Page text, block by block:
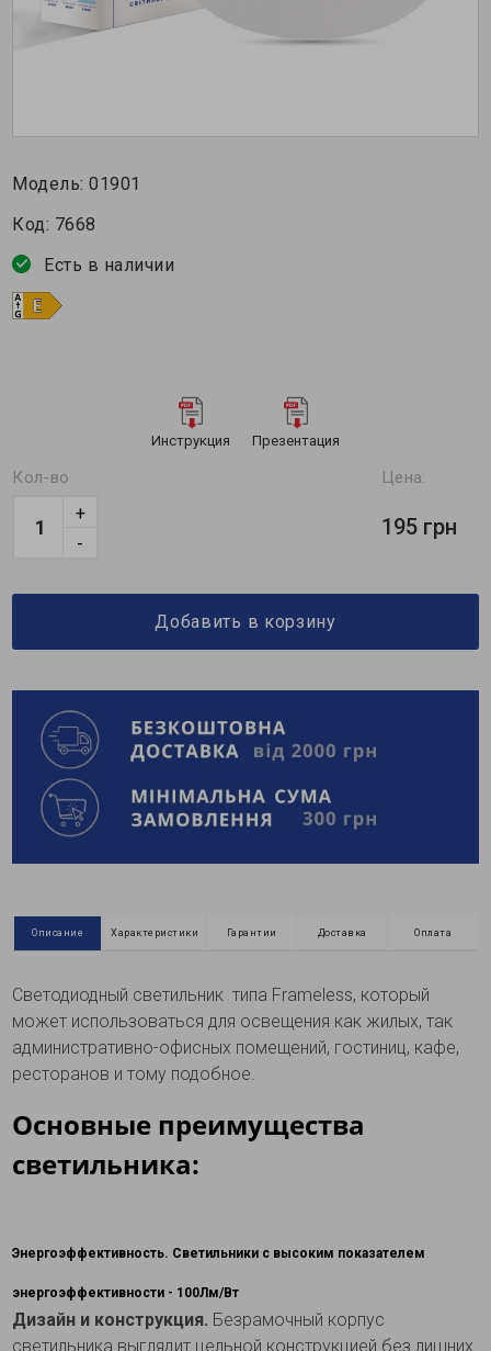
Модель:01901
Код: 7668
Есть в наличии
Инструкция Презентация
Кол-во
-
+
Цена:
195 грн
Добавить в корзину
Описание Характеристики Гарантии Доставка Оплата
Светодиодный светильник типа Frameless, который
может использоваться для освещения как жилых, так
административно-офисных помещений, гостиниц, кафе,
ресторанов и тому подобное.
Основные преимущества
светильника:
Энергоэффективность. Светильники с высоким показателем
энергоэффективности - 100Лм/Вт
Дизайн и конструкция. Безрамочный корпус
светильника выглядит цельной конструкцией без лишних